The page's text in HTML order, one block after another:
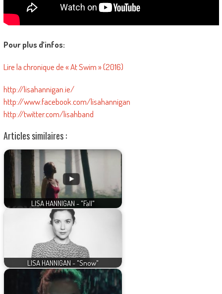
Pour plus d’infos:
Lire la chronique de « At Swim » (2016)
http://lisahannigan.ie/
http://www.facebook.com/lisahannigan
http://twitter.com/lisahband
Articles similaires :
LISA HANNIGAN - "Fall"
LISA HANNIGAN - "Snow"